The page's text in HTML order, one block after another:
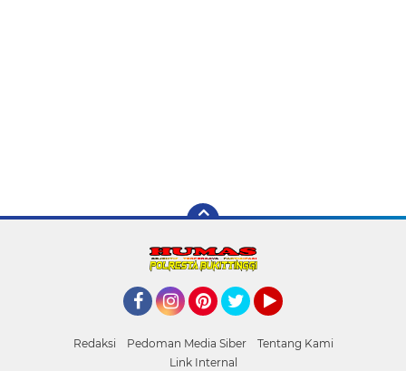
Redaksi Pedoman Media Siber
Tentang Kami
Link Internal